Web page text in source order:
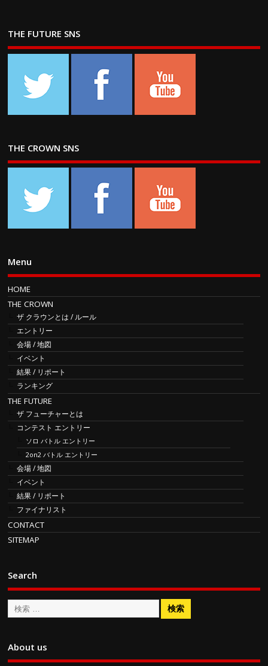
THE FUTURE SNS
THE CROWN SNS
Menu
HOME
THE CROWN
ザ クラウンとは / ルール
エントリー
会場 / 地図
イベント
結果 / リポート
ランキング
THE FUTURE
ザ フューチャーとは
コンテスト エントリー
ソロ バトル エントリー
2on2 バトル エントリー
会場 / 地図
イベント
結果 / リポート
ファイナリスト
CONTACT
SITEMAP
Search
About us